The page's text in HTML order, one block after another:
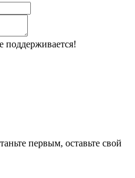
поддерживается!
первым, оставьте свой